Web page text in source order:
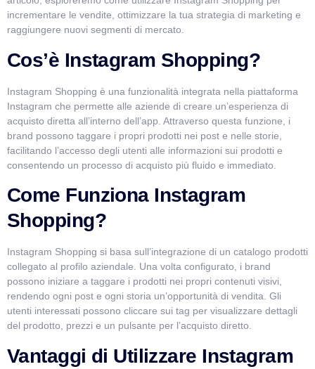
incrementare le vendite, ottimizzare la tua strategia di marketing e
raggiungere nuovi segmenti di mercato.
Cos’è Instagram Shopping?
Instagram Shopping è una funzionalità integrata nella piattaforma
Instagram che permette alle aziende di creare un’esperienza di
acquisto diretta all’interno dell’app. Attraverso questa funzione, i
brand possono taggare i propri prodotti nei post e nelle storie,
facilitando l’accesso degli utenti alle informazioni sui prodotti e
consentendo un processo di acquisto più fluido e immediato.
Come Funziona Instagram
Shopping?
Instagram Shopping si basa sull’integrazione di un catalogo prodotti
collegato al profilo aziendale. Una volta configurato, i brand
possono iniziare a taggare i prodotti nei propri contenuti visivi,
rendendo ogni post e ogni storia un’opportunità di vendita. Gli
utenti interessati possono cliccare sui tag per visualizzare dettagli
del prodotto, prezzi e un pulsante per l’acquisto diretto.
Vantaggi di Utilizzare Instagram
Salve! Sono VismarChat, l'agente AI di Vismarcorp. In
cosa possiamo esserti utile?